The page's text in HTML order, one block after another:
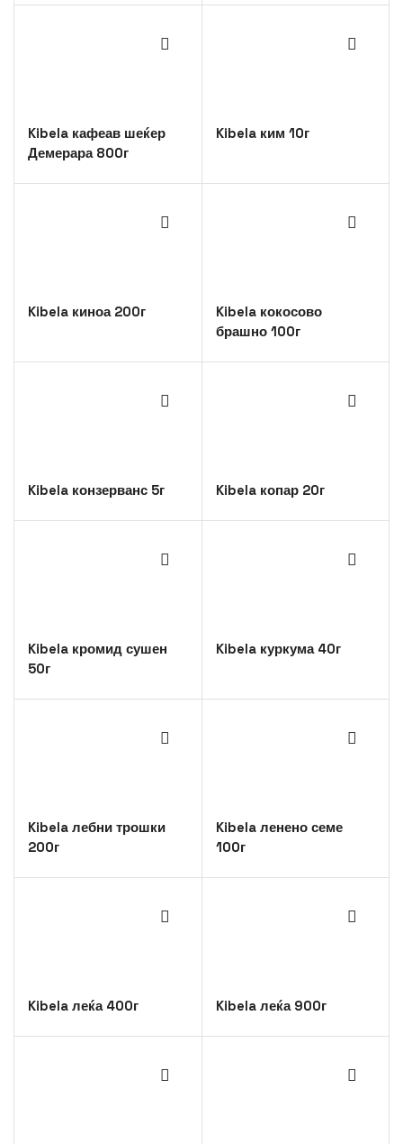
Kibela кафеав шеќер
Демерара 800г
Kibela ким 10г
Kibela киноа 200г
Kibela кокосово
брашно 100г
Kibela конзерванс 5г Kibela копар 20г
Kibela кромид сушен
50г
Kibela куркума 40г
Kibela лебни трошки
200г
Kibela ленено семе
100г
Kibela леќа 400г Kibela леќа 900г